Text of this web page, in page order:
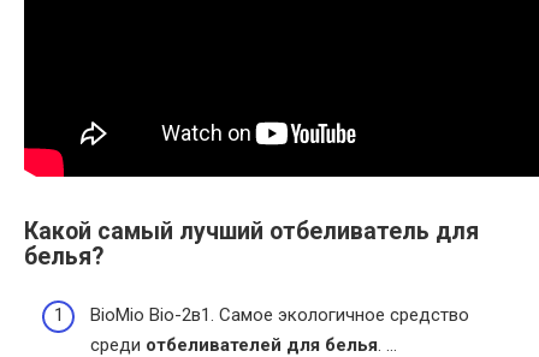
Какой самый лучший отбеливатель для
белья?
BioMio Bio-2в1. Самое экологичное средство
среди отбеливателей для белья. …